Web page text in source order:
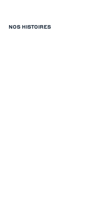
NOS HISTOIRES